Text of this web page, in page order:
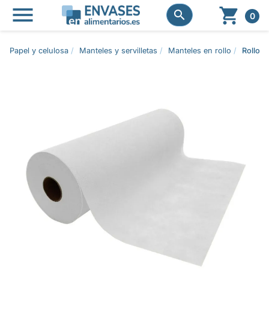
 
  0
Papel y celulosa Manteles y servilletas Manteles en rollo Rollo